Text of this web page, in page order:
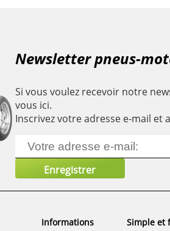
Newsletter pneus-
Si vous voulez recevoir notre
vous ici.
Inscrivez votre adresse e-mail et
Informations Simple et